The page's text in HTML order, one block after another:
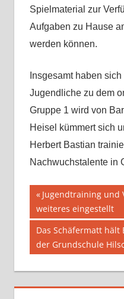
Spielmaterial zur
Aufgaben zu Hause
werden können.
Insgesamt haben
Jugendliche zu dem
Gruppe 1 wird von
Heisel kümmert sich
Herbert Bastian
Nachwuchstalente in
Vorheriger
Beitrag:
Jugendtraining und
weiteres eingestellt
Nächster
Beitrag:
Das Schäfermatt
der Grundschule